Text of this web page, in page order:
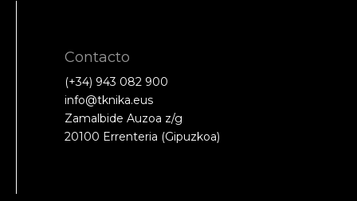
Contacto
(+34) 943 082 900
info@tknika.eus
Zamalbide Auzoa z/g
20100 Errenteria (Gipuzkoa)